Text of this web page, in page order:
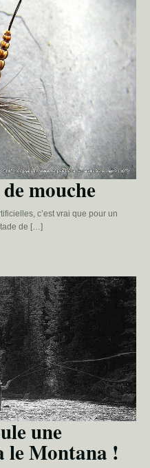
mouche
c’est vrai que pour un
de […]
une
le Montana !